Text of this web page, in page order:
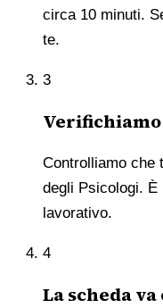
circa 10 minuti.
te.
3
Controlliamo che
degli Psicologi. È
lavorativo.
4
La scheda